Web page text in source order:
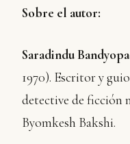
Sobre el autor:
Saradindu
1970). Escritor y
detective de ficción
Byomkesh Bakshi.